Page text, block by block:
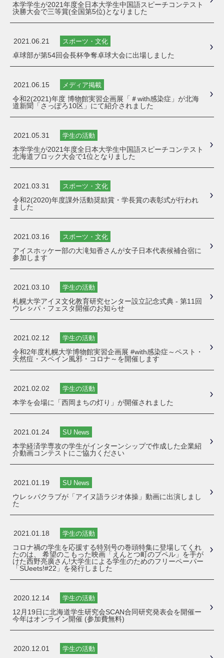
本学学生が2021年度全日本大学生中国語スピーチコンテスト
決勝大会で三等賞(全国第5位)となりました
2021.06.21 スポーツ・文化
卓球部が第54回会長杯争奪卓球大会に出場しました
2021.06.15 メディア掲載
令和2(2021)年度 博物館実習企画展「＃with感染症」が北海
道新聞「さっぽろ10区」にて紹介されました
2021.05.31 学生の活動
本学学生が2021年度全日本大学生中国語スピーチコンテスト
北海道ブロック大会で1位となりました
2021.03.31 スポーツ・文化
令和2(2020)年度課外活動奨励賞・学長賞の表彰式が行われ
ました
2021.03.16 スポーツ・文化
アイスホッケー部の大滝知香さんが女子日本代表候補合宿に
参加します
2021.03.10 学生の活動
札幌大学アイヌ文化教育研究センター設立記念式典 - 第11回
ウレㇱパ・フェスタ開催のお知らせ
2021.02.12 学生の活動
令和2年度札幌大学博物館実習企画展 #with感染症～ペスト・
天然痘・スペイン風邪・コロナ～を開催します
2021.02.02 学生の活動
本学を会場に「西岡まちの灯り」が開催されました
2021.01.24 SU News
本学経済学専攻の学生がインターンシップで作成した企業紹
介動画コンテストにご協力ください
2021.01.19 SU News
ウレㇱパクラブが「アイヌ語ラジオ体操」動画に出演しまし
た
2021.01.18 学生の活動
コロナ禍の学生を応援する特別号の巻頭特集に登場してくれ
たのは、 希望のこもった映画「えんとつ町のプペル」を手が
けた西野亮廣さん!大学生による学生のためのフリーペーパー
「SUeets!#22」を発行しました
2020.12.14 学生の活動
12月19日に北海道学生研究会SCAN合同研究発表会を開催ー
今年はオンライン開催 (参加費無料)
2020.12.01 学生の活動